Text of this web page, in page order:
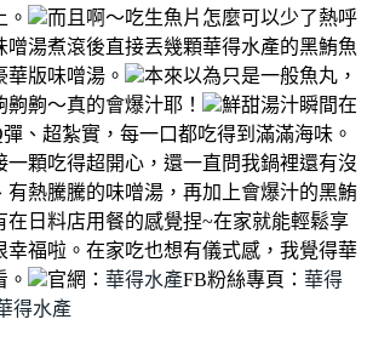
而且啊～吃生魚片怎麼可以少了熱呼
噌湯煮滾後直接丟幾顆華得水產的黑鮪魚
版味噌湯。
本來以為只是一般魚丸，
齁～真的會爆汁耶！
鮮甜湯汁瞬間在
、超紮實，每一口都吃得到滿滿海味。
一顆吃得超開心，還一直問我鍋裡還有沒
有熱騰騰的味噌湯，再加上會爆汁的黑鮪
在日料店用餐的感覺捏~在家就能輕鬆享
幸福啦。在家吃也想有儀式感，我覺得華
官網： 華得水產FB粉絲專頁： 華得
得水產